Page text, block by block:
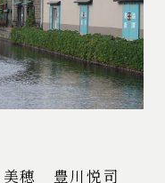
美穂 豊川悦司